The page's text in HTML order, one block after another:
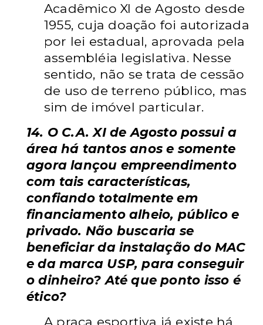
Acadêmico XI de Agosto desde
1955, cuja doação foi autorizada
por lei estadual, aprovada pela
assembléia legislativa. Nesse
sentido, não se trata de cessão
de uso de terreno público, mas
sim de imóvel particular.
14. O C.A. XI de Agosto possui a
área há tantos anos e somente
agora lançou empreendimento
com tais características,
confiando totalmente em
financiamento alheio, público e
privado. Não buscaria se
beneficiar da instalação do MAC
e da marca USP, para conseguir
o dinheiro? Até que ponto isso é
ético?
A praça esportiva já existe há